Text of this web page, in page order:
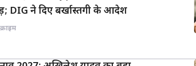
DIG ने दिए बर्खास्तगी के आदेश
क्राइम